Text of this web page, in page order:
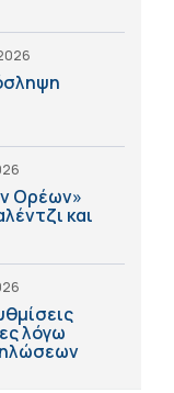
Ορέων»
και
λόγω